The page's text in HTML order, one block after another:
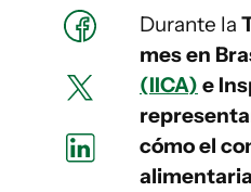
Durante la
mes en
(IICA) e
cómo el